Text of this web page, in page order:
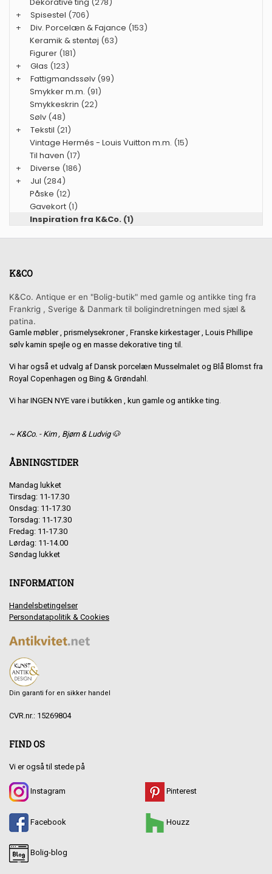
+
Spisestel (706)
+
Div. Porcelæn & Fajance (153)
Keramik & stentøj (63)
Figurer (181)
+
Glas (123)
+
Fattigmandssølv (99)
Smykker m.m. (91)
Smykkeskrin (22)
Sølv (48)
+
Tekstil (21)
Vintage Hermés - Louis Vuitton m.m. (15)
Til haven (17)
+
Diverse (186)
+
Jul (284)
Påske (12)
Gavekort (1)
Inspiration fra K&Co. (1)
K&CO
K&Co. Antique er en "Bolig-butik" med gamle og antikke ting fra
Frankrig , Sverige & Danmark til boligindretningen med sjæl &
patina.
Gamle møbler , prismelysekroner , Franske kirkestager , Louis Phillipe
sølv kamin spejle og en masse dekorative ting til.
Vi har også et udvalg af Dansk porcelæn Musselmalet og Blå Blomst fra
Royal Copenhagen og Bing & Grøndahl.
Vi har INGEN NYE vare i butikken , kun gamle og antikke ting.
~ K&Co. - Kim , Bjørn & Ludvig 🐶
ÅBNINGSTIDER
Mandag lukket
Tirsdag: 11-17.30
Onsdag: 11-17.30
Torsdag: 11-17.30
Fredag: 11-17.30
Lørdag: 11-14.00
Søndag lukket
INFORMATION
Handelsbetingelser
Persondatapolitik & Cookies
Din garanti for en sikker handel
CVR.nr.: 15269804
FIND OS
Vi er også til stede på
Instagram
Facebook
Bolig-blog
Pinterest
Houzz